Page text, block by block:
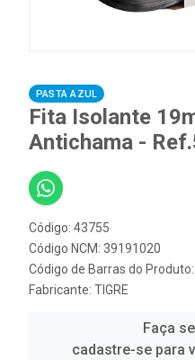
PASTA AZUL
Fita Isolante
Antichama -
Código: 43755
Código NCM: 39191020
Código de Barras do
Fabricante: TIGRE
Faça
cadastre-se para